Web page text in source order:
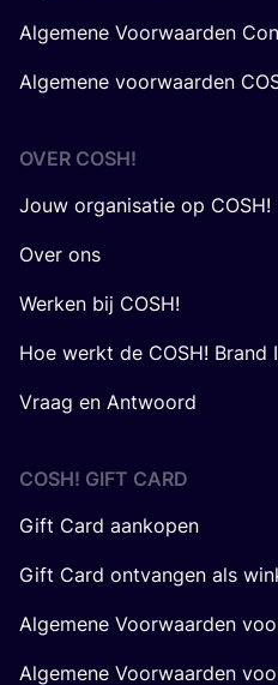
Algemene Voorwaarden
Algemene voorwaarden
OVER COSH!
Jouw organisatie op COSH!
Over ons
Werken bij COSH!
Hoe werkt de COSH! Brand
Vraag en Antwoord
COSH! GIFT CARD
Gift Card aankopen
Gift Card ontvangen als
Algemene Voorwaarden
Algemene Voorwaarden